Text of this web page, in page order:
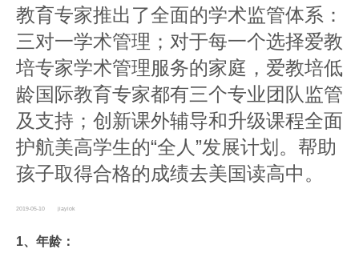
教育专家推出了全面的学术监管体系：
三对一学术管理；对于每一个选择爱教
培专家学术管理服务的家庭，爱教培低
龄国际教育专家都有三个专业团队监管
及支持；创新课外辅导和升级课程全面
护航美高学生的“全人”发展计划。帮助
孩子取得合格的成绩去美国读高中。
2019-05-10 jiayiok
1、年龄：